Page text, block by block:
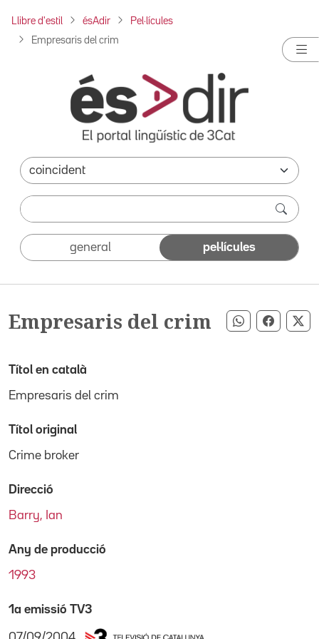
Llibre d'estil ésAdir Pel·lícules
Empresaris del crim
general pel·lícules
Empresaris del crim Compartir
Títol en català
Empresaris del crim
Títol original
Crime broker
Direcció
Barry, Ian
Any de producció
1993
1a emissió TV3